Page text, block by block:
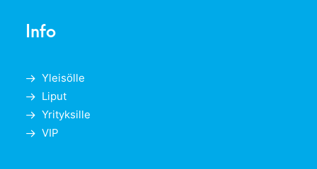
Info
Yleisölle
Liput
Yrityksille
VIP